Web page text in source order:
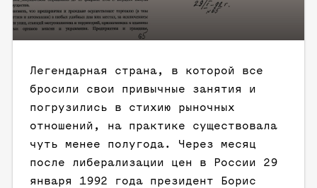
Легендарная страна, в которой все
бросили свои привычные занятия и
погрузились в стихию рыночных
отношений, на практике существовала
чуть менее полугода. Через месяц
после либерализации цен в России 29
января 1992 года президент Борис